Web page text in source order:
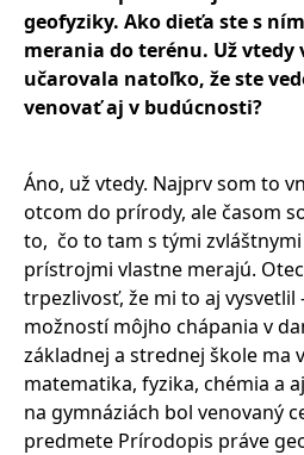
geofyziky. Ako dieťa ste s
merania do terénu. Už vtedy
učarovala natoľko, že ste
venovať aj v budúcnosti?
Áno, už vtedy. Najprv som to
otcom do prírody, ale časom
to, čo to tam s tými
prístrojmi vlastne merajú.
trpezlivosť, že mi to aj vysvetlil
možností môjho chápania v
základnej a strednej škole ma
matematika, fyzika, chémia a
na gymnáziách bol venovaný
predmete Prírodopis práve